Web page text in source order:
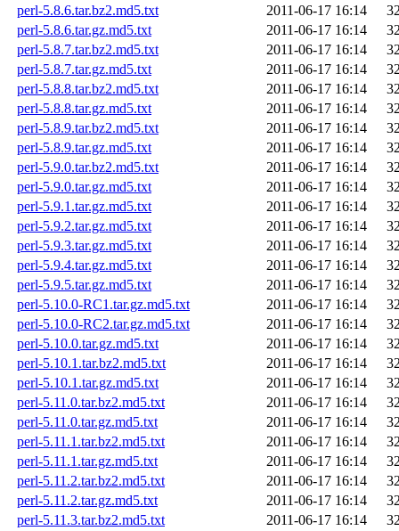
perl-5.8.6.tar.bz2.md5.txt
2011-06-17 16:14
perl-5.8.6.tar.gz.md5.txt
2011-06-17 16:14
perl-5.8.7.tar.bz2.md5.txt
2011-06-17 16:14
perl-5.8.7.tar.gz.md5.txt
2011-06-17 16:14
perl-5.8.8.tar.bz2.md5.txt
2011-06-17 16:14
perl-5.8.8.tar.gz.md5.txt
2011-06-17 16:14
perl-5.8.9.tar.bz2.md5.txt
2011-06-17 16:14
perl-5.8.9.tar.gz.md5.txt
2011-06-17 16:14
perl-5.9.0.tar.bz2.md5.txt
2011-06-17 16:14
perl-5.9.0.tar.gz.md5.txt
2011-06-17 16:14
perl-5.9.1.tar.gz.md5.txt
2011-06-17 16:14
perl-5.9.2.tar.gz.md5.txt
2011-06-17 16:14
perl-5.9.3.tar.gz.md5.txt
2011-06-17 16:14
perl-5.9.4.tar.gz.md5.txt
2011-06-17 16:14
perl-5.9.5.tar.gz.md5.txt
2011-06-17 16:14
perl-5.10.0-RC1.tar.gz.md5.txt
2011-06-17 16:14
perl-5.10.0-RC2.tar.gz.md5.txt
2011-06-17 16:14
perl-5.10.0.tar.gz.md5.txt
2011-06-17 16:14
perl-5.10.1.tar.bz2.md5.txt
2011-06-17 16:14
perl-5.10.1.tar.gz.md5.txt
2011-06-17 16:14
perl-5.11.0.tar.bz2.md5.txt
2011-06-17 16:14
perl-5.11.0.tar.gz.md5.txt
2011-06-17 16:14
perl-5.11.1.tar.bz2.md5.txt
2011-06-17 16:14
perl-5.11.1.tar.gz.md5.txt
2011-06-17 16:14
perl-5.11.2.tar.bz2.md5.txt
2011-06-17 16:14
perl-5.11.2.tar.gz.md5.txt
2011-06-17 16:14
perl-5.11.3.tar.bz2.md5.txt
2011-06-17 16:14